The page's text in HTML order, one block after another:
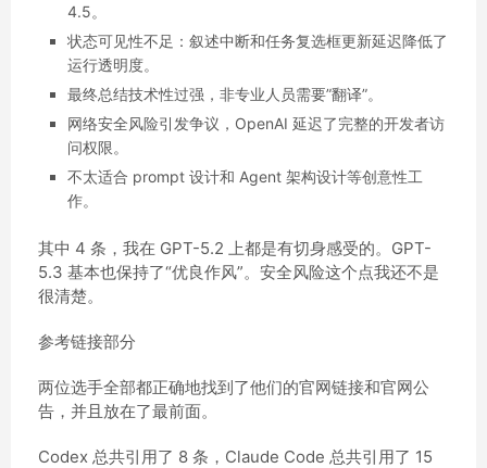
4.5。
状态可见性不足：叙述中断和任务复选框更新延迟降低了
运行透明度。
最终总结技术性过强，非专业人员需要”翻译”。
网络安全风险引发争议，OpenAI 延迟了完整的开发者访
问权限。
不太适合 prompt 设计和 Agent 架构设计等创意性工
作。
其中 4 条，我在 GPT-5.2 上都是有切身感受的。GPT-
5.3 基本也保持了“优良作风”。安全风险这个点我还不是
很清楚。
参考链接部分
两位选手全部都正确地找到了他们的官网链接和官网公
告，并且放在了最前面。
Codex 总共引用了 8 条，Claude Code 总共引用了 15